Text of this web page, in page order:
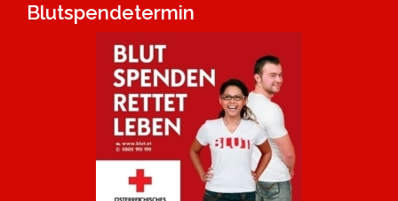
Blutspendetermin